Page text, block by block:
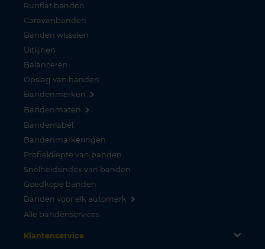
Runflat banden
Caravanbanden
Banden wisselen
Uitlijnen
Balanceren
Opslag van banden
Bandenmerken
Bandenmaten
Bandenlabel
Bandenmarkeringen
Profieldiepte van banden
Snelheidsindex van banden
Goedkope banden
Banden voor elk automerk
Alle bandenservices
Klantenservice